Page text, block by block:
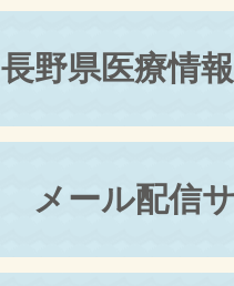
長野県医療情
メール配信